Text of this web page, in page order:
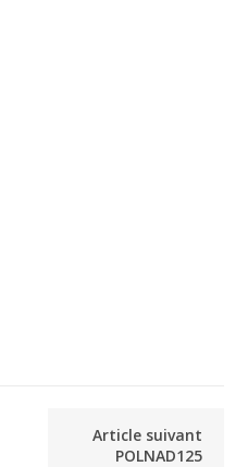
Article suivant
POLNAD125